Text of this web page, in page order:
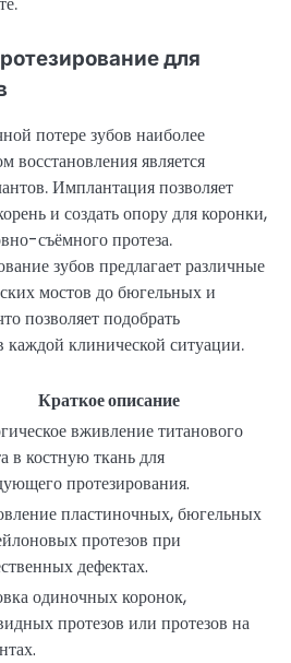
для
потере зубов наиболее
является
Имплантация позволяет
и создать опору для коронки,
съёмного протеза.
зубов предлагает различные
мостов до бюгельных и
позволяет подобрать
клинической ситуации.
Краткое описание
вживление титанового
в костную ткань для
протезирования.
пластиночных, бюгельных
протезов при
дефектах.
одиночных коронок,
протезов или протезов на